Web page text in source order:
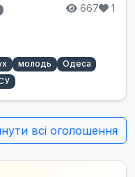
667 1
молодь
Одеса
всі оголошення